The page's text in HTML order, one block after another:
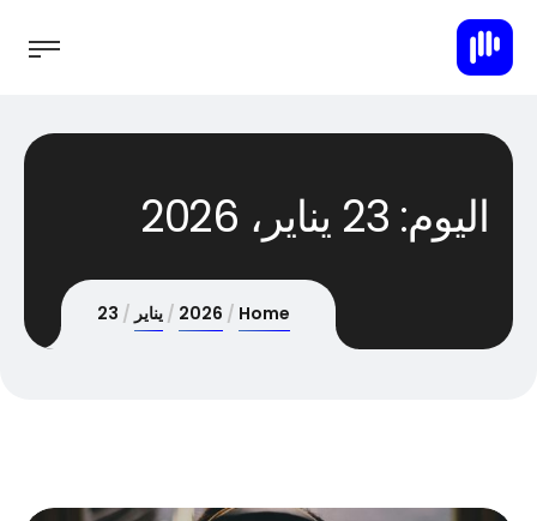
اليوم: 23 يناير، 2026
Home
2026 يناير 23